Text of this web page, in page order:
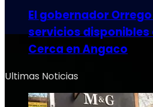
El gobernador
servicios disponibles
Cerca en Angaco
Ultimas Noticias